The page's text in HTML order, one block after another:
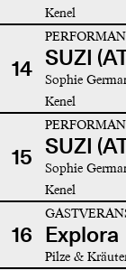
Kenel
14 SUZI
Sophie
Kenel
15 SUZI
Sophie
Kenel
16 Explora
Pilze &